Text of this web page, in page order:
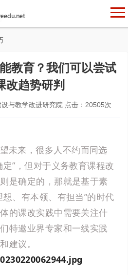
教育？我们可以尝试
改趋势研判
与教学改进研究院 点击： 20505次
未来，很多人不约而同选
”，但对于义务教育课程改
是确定的，那就是基于素
想、有本领、有担当”的时代
的课改实践中需要关注什
特邀业界专家和一线实践
建议。